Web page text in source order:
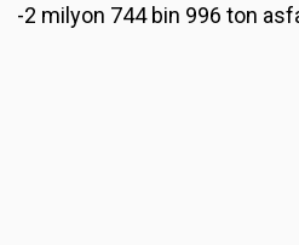
-2 milyon 744 bin 996 ton